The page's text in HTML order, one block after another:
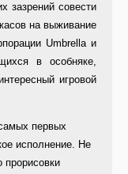
зазрений совести
на выживание
Umbrella и
в особняке,
игровой
первых
исполнение. Не
прорисовки